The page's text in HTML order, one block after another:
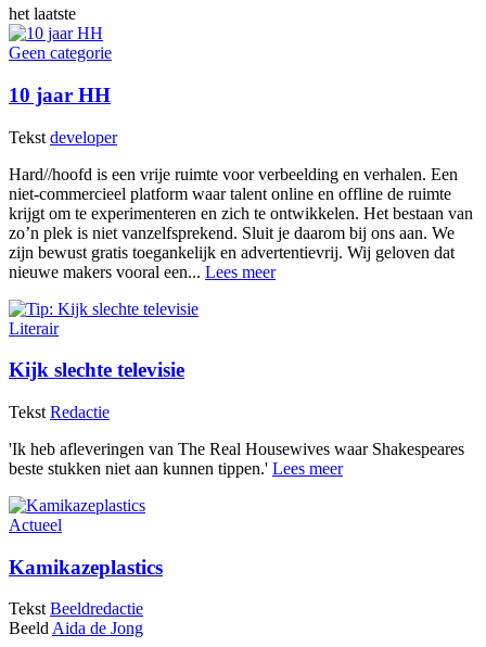
het laatste
Geen categorie
10 jaar HH
Tekst developer
Hard//hoofd is een vrije ruimte voor verbeelding en verhalen. Een
niet-commercieel platform waar talent online en offline de ruimte
krijgt om te experimenteren en zich te ontwikkelen. Het bestaan van
zo’n plek is niet vanzelfsprekend. Sluit je daarom bij ons aan. We
zijn bewust gratis toegankelijk en advertentievrij. Wij geloven dat
nieuwe makers vooral een... Lees meer
Literair
Kijk slechte televisie
Tekst Redactie
'Ik heb afleveringen van The Real Housewives waar Shakespeares
beste stukken niet aan kunnen tippen.' Lees meer
Actueel
Kamikazeplastics
Tekst Beeldredactie
BeeldAida de Jong